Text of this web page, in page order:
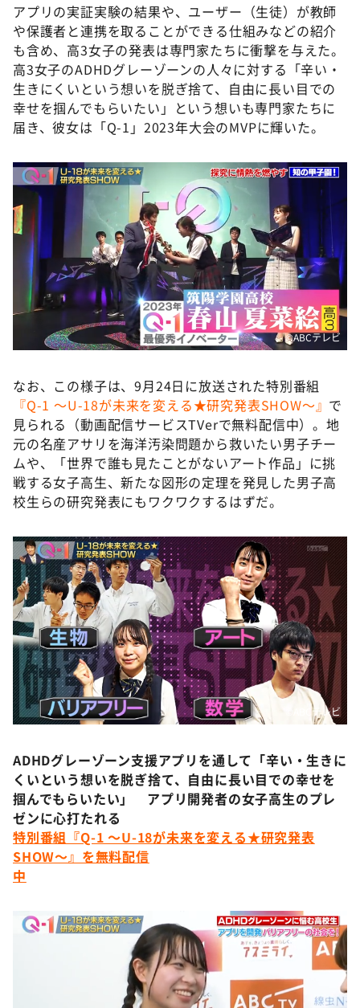
アプリの実証実験の結果や、ユーザー（生徒）が教師
や保護者と連携を取ることができる仕組みなどの紹介
も含め、高3女子の発表は専門家たちに衝撃を与えた。
高3女子のADHDグレーゾーンの人々に対する「辛い・
生きにくいという想いを脱ぎ捨て、自由に長い目での
幸せを掴んでもらいたい」という想いも専門家たちに
届き、彼女は「Q-1」2023年大会のMVPに輝いた。
©️ABCテレビ
なお、この様子は、9月24日に放送された特別番組
『Q-1 ～U-18が未来を変える★研究発表SHOW～』 で
見られる（動画配信サービスTVerで無料配信中）。地
元の名産アサリを海洋汚染問題から救いたい男子チー
ムや、「世界で誰も見たことがないアート作品」に挑
戦する女子高生、新たな図形の定理を発見した男子高
校生らの研究発表にもワクワクするはずだ。
©️ABCテレビ
ADHDグレーゾーン支援アプリを通して「辛い・生きに
くいという想いを脱ぎ捨て、自由に長い目での幸せを
掴んでもらいたい」 アプリ開発者の女子高生のプレ
ゼンに心打たれる
特別番組『Q-1 ～U-18が未来を変える★研究発表
SHOW～』を無料配信
中